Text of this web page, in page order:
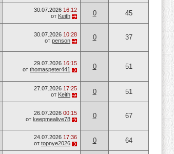
30.07.2026 16:12
от Keith 0 45
30.07.2026 10:28
от penson 0 37
29.07.2026 16:15
от thomaspeter441 0 51
27.07.2026 17:25
от Keith 0 51
26.07.2026 00:15
от keepmealive78 0 67
24.07.2026 17:36
от topnye2026 0 64